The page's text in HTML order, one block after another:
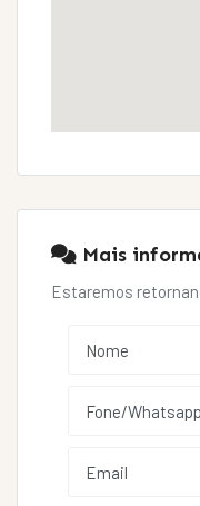
Mais
Estaremos